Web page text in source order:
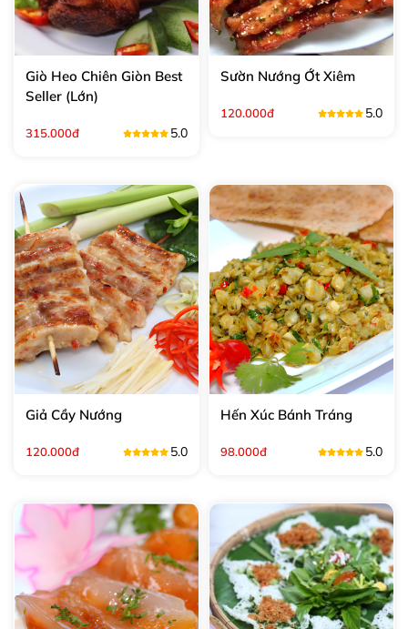
Giò Heo Chiên Giòn Best
Seller (Lớn)
315.000đ 5.0
Sườn Nướng Ớt Xiêm
120.000đ 5.0
Giả Cầy Nướng
120.000đ 5.0
Hến Xúc Bánh Tráng
98.000đ 5.0